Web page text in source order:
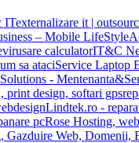
ITexternalizare it |
– Mobile LifeStyle
calculatorIT&C
sa ataciService Laptop
-
print design, softari gps
Lindtek.ro -
pcRose Hosting,
Gazduire Web, Domenii,